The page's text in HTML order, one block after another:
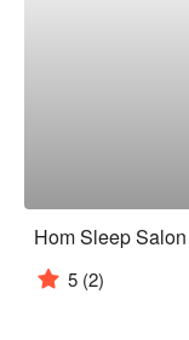
Hom Sleep
5 (2)